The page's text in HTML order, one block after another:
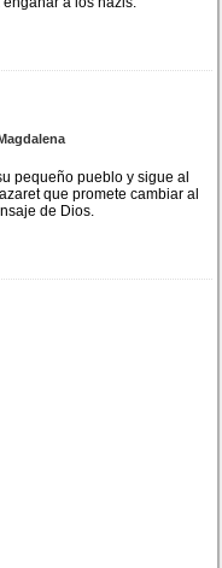
pequeño pueblo y sigue al
que promete cambiar al
de Dios.